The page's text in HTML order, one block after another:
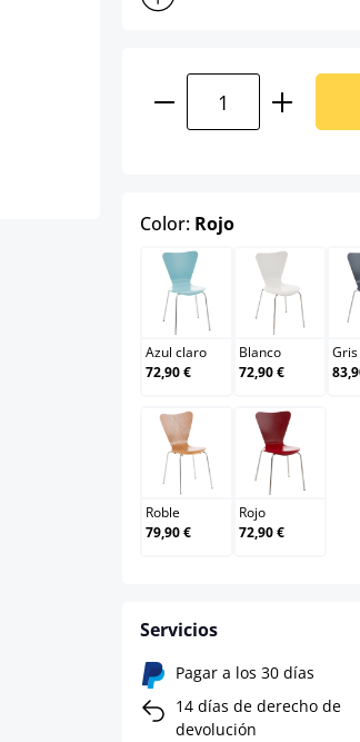
Cantidad del
Color: Rojoselect
Azul claro
Azul claro
72,90 €
Blanco
Blanco
72,90 €
Gris
Roble
Roble
79,90 €
Rojo
Rojo
72,90 €
Servicios
Pagar a los 30 días
14 días de derecho de
devolución